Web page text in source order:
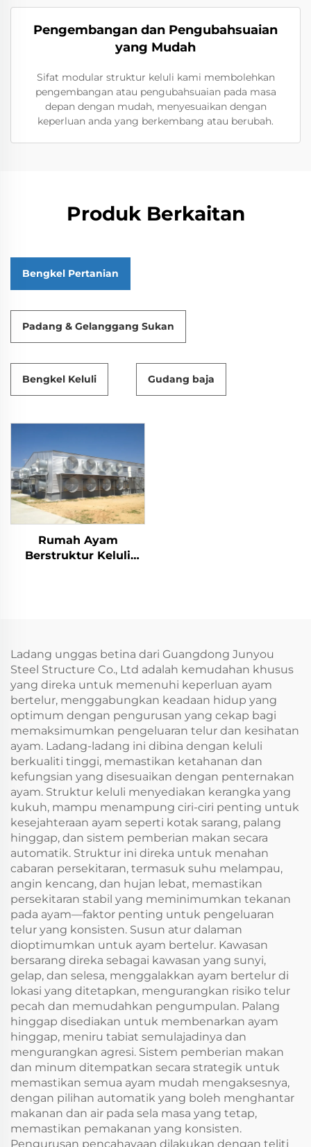
Pengembangan dan Pengubahsuaian
yang Mudah
Sifat modular struktur keluli kami membolehkan
pengembangan atau pengubahsuaian pada masa
depan dengan mudah, menyesuaikan dengan
keperluan anda yang berkembang atau berubah.
Produk Berkaitan
Bengkel Pertanian
Padang & Gelanggang Sukan
Bengkel Keluli Gudang baja
Rumah Ayam
Berstruktur Keluli
Ladang unggas betina dari Guangdong Junyou
Steel Structure Co., Ltd adalah kemudahan khusus
yang direka untuk memenuhi keperluan ayam
bertelur, menggabungkan keadaan hidup yang
optimum dengan pengurusan yang cekap bagi
memaksimumkan pengeluaran telur dan kesihatan
ayam. Ladang-ladang ini dibina dengan keluli
berkualiti tinggi, memastikan ketahanan dan
kefungsian yang disesuaikan dengan penternakan
ayam. Struktur keluli menyediakan kerangka yang
kukuh, mampu menampung ciri-ciri penting untuk
kesejahteraan ayam seperti kotak sarang, palang
hinggap, dan sistem pemberian makan secara
automatik. Struktur ini direka untuk menahan
cabaran persekitaran, termasuk suhu melampau,
angin kencang, dan hujan lebat, memastikan
persekitaran stabil yang meminimumkan tekanan
pada ayam—faktor penting untuk pengeluaran
telur yang konsisten. Susun atur dalaman
dioptimumkan untuk ayam bertelur. Kawasan
bersarang direka sebagai kawasan yang sunyi,
gelap, dan selesa, menggalakkan ayam bertelur di
lokasi yang ditetapkan, mengurangkan risiko telur
pecah dan memudahkan pengumpulan. Palang
hinggap disediakan untuk membenarkan ayam
hinggap, meniru tabiat semulajadinya dan
mengurangkan agresi. Sistem pemberian makan
dan minum ditempatkan secara strategik untuk
memastikan semua ayam mudah mengaksesnya,
dengan pilihan automatik yang boleh menghantar
makanan dan air pada sela masa yang tetap,
memastikan pemakanan yang konsisten.
Pengurusan pencahayaan dilakukan dengan teliti